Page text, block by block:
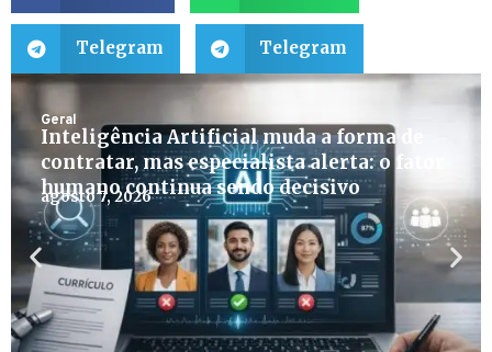
Telegram Telegram
Geral
Inteligência Artificial muda a forma de
contratar, mas especialista alerta: o fator
humano continua sendo decisivo
agosto 7, 2026